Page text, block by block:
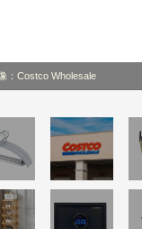
：Costco Wholesale